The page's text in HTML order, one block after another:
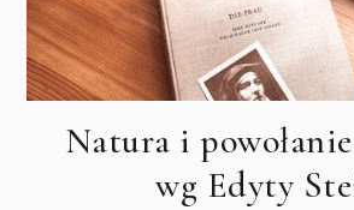
Natura i
wg Edyty